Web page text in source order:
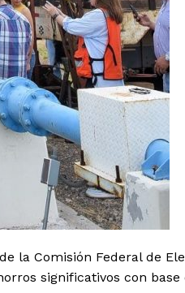
la Comisión Federal de
significativos con base